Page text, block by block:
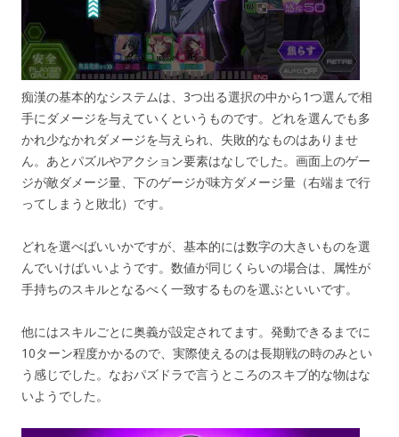
痴漢の基本的なシステムは、3つ出る選択の中から1つ選んで相
手にダメージを与えていくというものです。どれを選んでも多
かれ少なかれダメージを与えられ、失敗的なものはありませ
ん。あとパズルやアクション要素はなしでした。画面上のゲー
ジが敵ダメージ量、下のゲージが味方ダメージ量（右端まで行
ってしまうと敗北）です。
どれを選べばいいかですが、基本的には数字の大きいものを選
んでいけばいいようです。数値が同じくらいの場合は、属性が
手持ちのスキルとなるべく一致するものを選ぶといいです。
他にはスキルごとに奥義が設定されてます。発動できるまでに
10ターン程度かかるので、実際使えるのは長期戦の時のみとい
う感じでした。なおパズドラで言うところのスキブ的な物はな
いようでした。